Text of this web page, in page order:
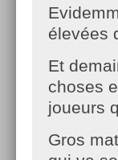
élevées
Et
choses
joueurs
Gros